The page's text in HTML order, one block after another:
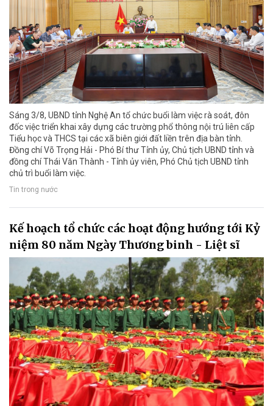
Sáng 3/8, UBND tỉnh Nghệ An tổ chức buổi làm việc rà soát, đôn
đốc việc triển khai xây dựng các trường phổ thông nội trú liên cấp
Tiểu học và THCS tại các xã biên giới đất liền trên địa bàn tỉnh.
Đồng chí Võ Trọng Hải - Phó Bí thư Tỉnh ủy, Chủ tịch UBND tỉnh và
đồng chí Thái Văn Thành - Tỉnh ủy viên, Phó Chủ tịch UBND tỉnh
chủ trì buổi làm việc.
Tin trong nước
Kế hoạch tổ chức các hoạt động hướng tới Kỷ
niệm 80 năm Ngày Thương binh - Liệt sĩ